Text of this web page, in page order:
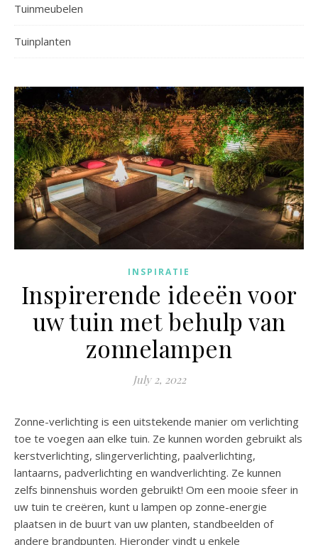
Tuinmeubelen
Tuinplanten
INSPIRATIE
Inspirerende ideeën voor
uw tuin met behulp van
zonnelampen
July 2, 2022
Zonne-verlichting is een uitstekende manier om verlichting
toe te voegen aan elke tuin. Ze kunnen worden gebruikt als
kerstverlichting, slingerverlichting, paalverlichting,
lantaarns, padverlichting en wandverlichting. Ze kunnen
zelfs binnenshuis worden gebruikt! Om een ​​mooie sfeer in
uw tuin te creëren, kunt u lampen op zonne-energie
plaatsen in de buurt van uw planten, standbeelden of
andere brandpunten. Hieronder vindt u enkele